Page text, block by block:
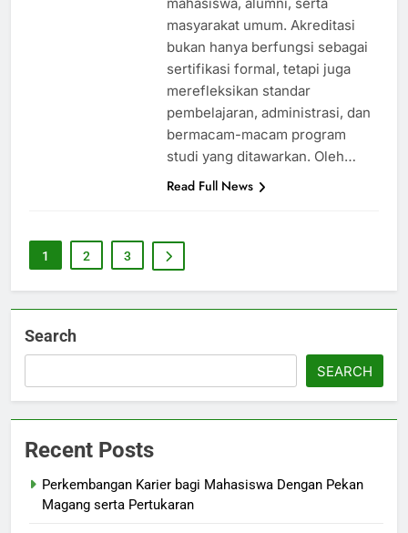
masyarakat umum. Akreditasi
bukan hanya berfungsi sebagai
sertifikasi formal, tetapi juga
merefleksikan standar
pembelajaran, administrasi, dan
bermacam-macam program
studi yang ditawarkan. Oleh…
Read Full News
1 2 3
Search
SEARCH
Recent Posts
Perkembangan Karier bagi Mahasiswa Dengan Pekan
Magang serta Pertukaran